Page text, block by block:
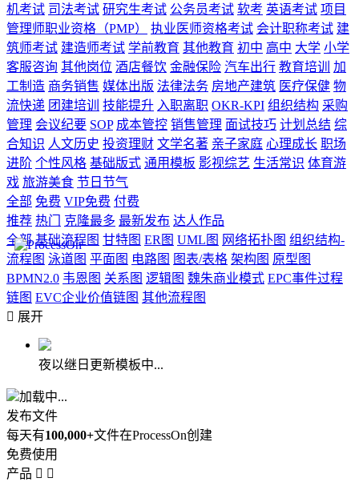
机考试 司法考试 研究生考试 公务员考试 软考 英语考试 项目
管理师职业资格（PMP）
执业医师资格考试 会计职称考试 建
筑师考试 建造师考试 学前教育 其他教育 初中 高中 大学 小学
客服咨询 其他岗位 酒店餐饮 金融保险 汽车出行 教育培训
加
工制造 商务销售 媒体出版 法律法务 房地产建筑 医疗保健 物
流快递 团建培训 技能提升 入职离职 OKR-KPI 组织结构 采购
管理 会议纪要 SOP 成本管控 销售管理 面试技巧 计划总结 综
合知识 人文历史 投资理财 文学名著 亲子家庭 心理成长 职场
进阶 个性风格 基础版式 通用模板 影视综艺 生活常识 体育游
戏 旅游美食 节日节气
全部 免费 VIP免费 付费
推荐 热门 克隆最多 最新发布 达人作品
全部 基础流程图 甘特图 ER图 UML图 网络拓扑图 组织结构-
流程图 泳道图 平面图 电路图 图表/表格 架构图 原型图
BPMN2.0 韦恩图 关系图 逻辑图 魏朱商业模式 EPC事件过程
链图 EVC企业价值链图 其他流程图
 展开
夜以继日更新模板中...
加载中...
发布文件
每天有100,000+文件在ProcessOn创建
免费使用
产品  